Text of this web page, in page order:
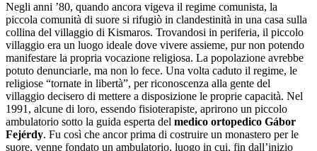
Negli anni ’80, quando ancora vigeva il regime comunista, la
piccola comunità di suore si rifugiò in clandestinità in una casa sulla
collina del villaggio di Kismaros. Trovandosi in periferia, il piccolo
villaggio era un luogo ideale dove vivere assieme, pur non potendo
manifestare la propria vocazione religiosa. La popolazione avrebbe
potuto denunciarle, ma non lo fece. Una volta caduto il regime, le
religiose “tornate in libertà”, per riconoscenza alla gente del
villaggio decisero di mettere a disposizione le proprie capacità. Nel
1991, alcune di loro, essendo fisioterapiste, aprirono un piccolo
ambulatorio sotto la guida esperta del medico ortopedico Gábor
Fejérdy. Fu così che ancor prima di costruire un monastero per le
suore, venne fondato un ambulatorio, luogo in cui, fin dall’inizio